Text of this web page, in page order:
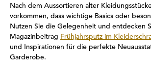
Nach dem Aussortieren alter
vorkommen, dass wichtige Basics oder
Nutzen Sie die Gelegenheit und entdecken
Magazinbeitrag Frühjahrsputz im
und Inspirationen für die perfekte
Garderobe.